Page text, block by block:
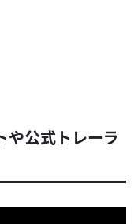
や公式トレーラ